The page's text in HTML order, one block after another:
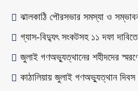
ঝালকাঠি পৌরসভার সমস্যা ও
গ্যাস-বিদ্যুৎ সংকটসহ ১১ দফা
জুলাই গণঅভ্যুত্থানের শহীদদের
কাঠালিয়ায় জুলাই গণঅভ্যুত্থান